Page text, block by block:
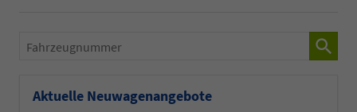
Fahrzeugnummer
Aktuelle Neuwagenangebote